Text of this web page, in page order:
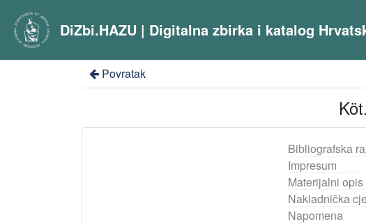
DiZbi.HAZU | Digitalna zbirka i katalog
Povratak
Bibliografska
Impresum
Materijalni opis
Nakladnička
Napomena